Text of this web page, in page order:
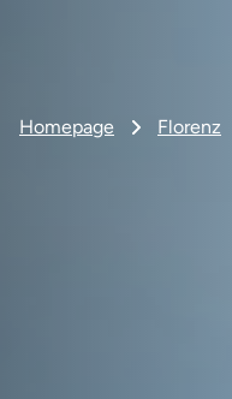
Homepage Florenz